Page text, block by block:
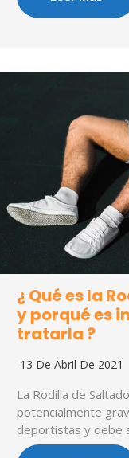
¿ Qué es la
y porqué es
tratarla ?
13 De Abril De 2021
La Rodilla de
potencialmente
deportistas y debe